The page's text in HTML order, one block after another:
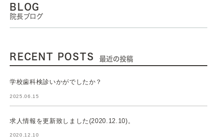
BLOG
院長ブログ
RECENT POSTS 最近の投稿
学校歯科検診いかがでしたか？
2025.06.15
求人情報を更新致しました(2020.12.10)。
2020.12.10